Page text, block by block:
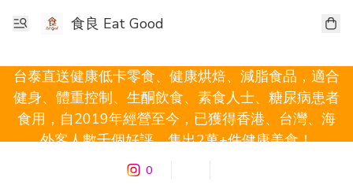
食良 Eat Good
台泰直送健康低卡零食、健康烘焙、減脂食品，適合
健身、體重控制、生酮飲食、素食人士、糖尿病患者
食用，自2019年經營至今，已獲得香港、台灣、海
外客人數千個好評，售出2萬+件健康美食！
0